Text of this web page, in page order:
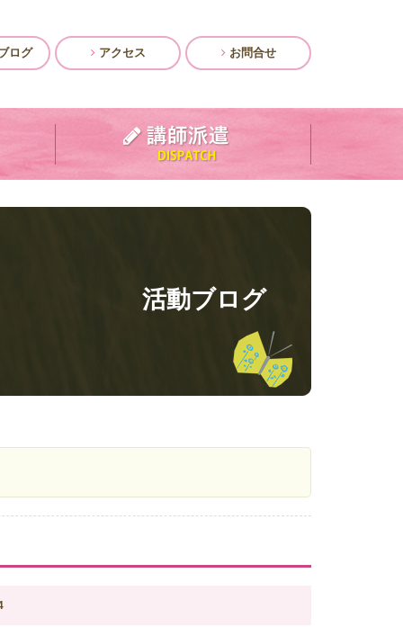
ログ アクセス お問合せ
活動ブログ